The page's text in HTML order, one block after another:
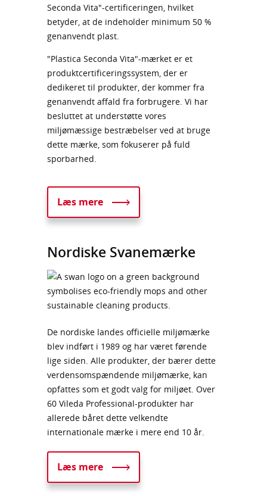
Seconda Vita"-certificeringen, hvilket
betyder, at de indeholder minimum 50 %
genanvendt plast.
"Plastica Seconda Vita"-mærket er et
produktcertificeringssystem, der er
dedikeret til produkter, der kommer fra
genanvendt affald fra forbrugere. Vi har
besluttet at understøtte vores
miljømæssige bestræbelser ved at bruge
dette mærke, som fokuserer på fuld
sporbarhed.
Læs mere
Nordiske Svanemærke
De nordiske landes officielle miljømærke
blev indført i 1989 og har været førende
lige siden. Alle produkter, der bærer dette
verdensomspændende miljømærke, kan
opfattes som et godt valg for miljøet. Over
60 Vileda Professional-produkter har
allerede båret dette velkendte
internationale mærke i mere end 10 år.
Læs mere